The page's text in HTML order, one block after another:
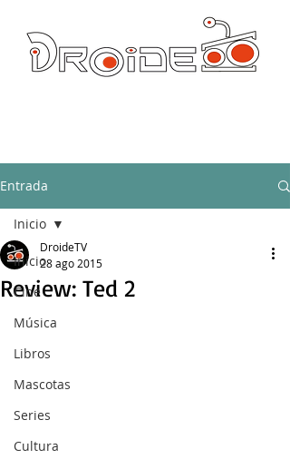
Entrada
Inicio
Cine
Música
Libros
Mascotas
Series
Cultura
Inicio
Review: Ted 2
DroideTV
28 ago 2015